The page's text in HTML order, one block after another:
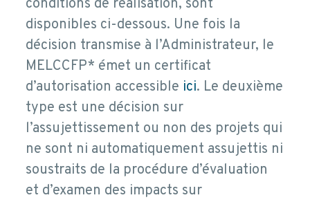
conditions de réalisation, sont
disponibles ci-dessous. Une fois la
décision transmise à l’Administrateur, le
MELCCFP* émet un certificat
d’autorisation accessible ici. Le deuxième
type est une décision sur
l’assujettissement ou non des projets qui
ne sont ni automatiquement assujettis ni
soustraits de la procédure d’évaluation
et d’examen des impacts sur